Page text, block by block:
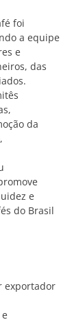
foi
a equipe
e
das
da
e
do Brasil
exportador